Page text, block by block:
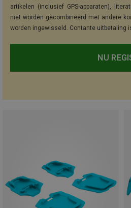
artikelen (inclusief GPS-apparaten),
niet worden gecombineerd met andere
worden ingewisseld. Contante uitbetaling
NU